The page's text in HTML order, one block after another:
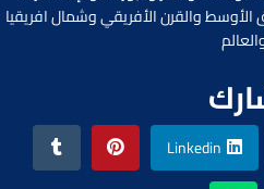
الأوسط والقرن الأفريقي وشمال افريقيا
Linkedin